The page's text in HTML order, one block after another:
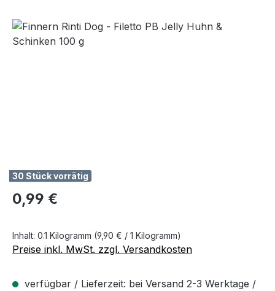
Bildergalerie überspringen
30 Stück vorrätig
Regulärer Preis:
0,99 €
Inhalt: 0.1 Kilogramm (9,90 € / 1 Kilogramm)
Preise inkl. MwSt. zzgl. Versandkosten
verfügbar / Lieferzeit: bei Versand 2-3 Werktage /